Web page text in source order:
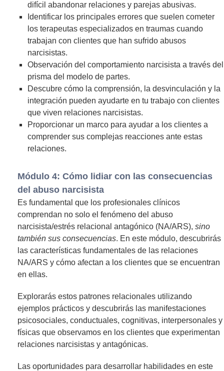
difícil abandonar relaciones y parejas abusivas.
Identificar los principales errores que suelen cometer
los terapeutas especializados en traumas cuando
trabajan con clientes que han sufrido abusos
narcisistas.
Observación del comportamiento narcisista a través del
prisma del modelo de partes.
Descubre cómo la comprensión, la desvinculación y la
integración pueden ayudarte en tu trabajo con clientes
que viven relaciones narcisistas.
Proporcionar un marco para ayudar a los clientes a
comprender sus complejas reacciones ante estas
relaciones.
Módulo 4: Cómo lidiar con las consecuencias
del abuso narcisista
Es fundamental que los profesionales clínicos
comprendan no solo el fenómeno del abuso
narcisista/estrés relacional antagónico (NA/ARS), sino
también sus consecuencias. En este módulo, descubrirás
las características fundamentales de las relaciones
NA/ARS y cómo afectan a los clientes que se encuentran
en ellas.
Explorarás estos patrones relacionales utilizando
ejemplos prácticos y descubrirás las manifestaciones
psicosociales, conductuales, cognitivas, interpersonales y
físicas que observamos en los clientes que experimentan
relaciones narcisistas y antagónicas.
Las oportunidades para desarrollar habilidades en este